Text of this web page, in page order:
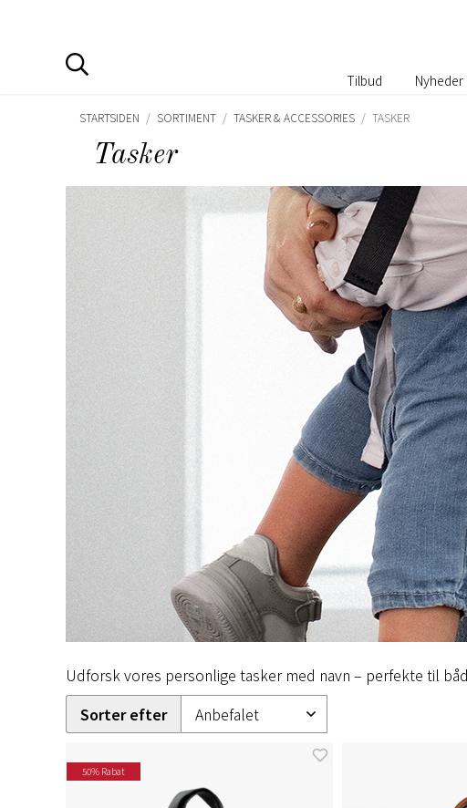
Tilbud Nyheder
STARTSIDEN / SORTIMENT / TASKER & ACCESSORIES / TASKER
Tasker
Udforsk vores personlige tasker med navn – perfekte til
Sorter efter
50% Rabat